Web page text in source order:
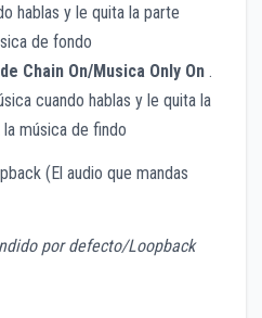
hablas y le quita la parte
de fondo
Chain On/Musica Only On .
cuando hablas y le quita la
música de findo
(El audio que mandas
por defecto/Loopback